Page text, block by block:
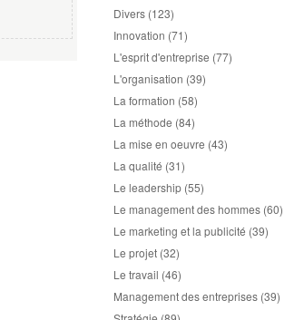
Divers (123)
Innovation (71)
L'esprit d'entreprise (77)
L'organisation (39)
La formation (58)
La méthode (84)
La mise en oeuvre (43)
La qualité (31)
Le leadership (55)
Le management des hommes (60)
Le marketing et la publicité (39)
Le projet (32)
Le travail (46)
Management des entreprises (39)